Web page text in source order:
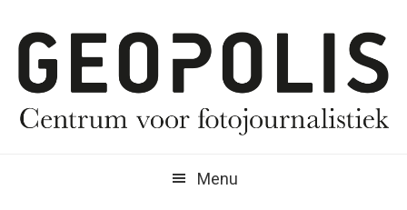
naar
hoofdnavigatie
naar
hoofd
inhoud
naar
eerste
sidebar
Menu